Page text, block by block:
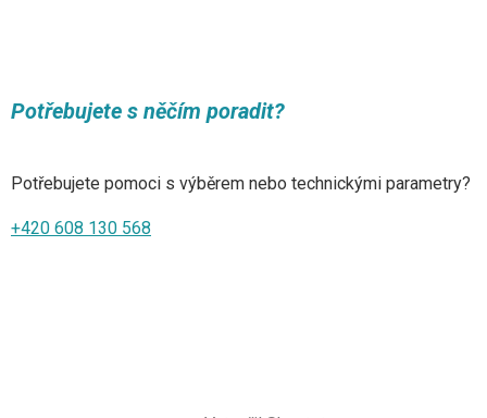
Potřebujete s něčím poradit?
Potřebujete pomoci s výběrem nebo technickými parametry?
+420 608 130 568